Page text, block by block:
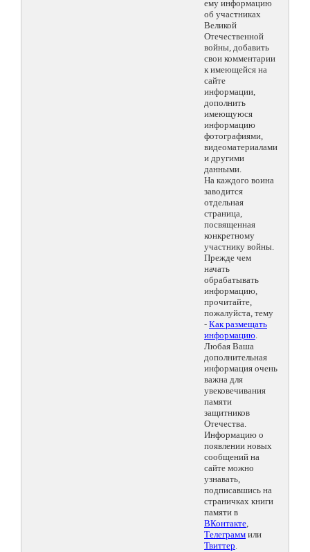
ему информацию
об участниках
Великой
Отечественной
войны, добавить
свои комментарии
к имеющейся на
сайте
информации,
дополнить
имеющуюся
информацию
фотографиями,
видеоматериалами
и другими
данными.
На каждого воина
заводится
отдельная
страница,
посвященная
конкретному
участнику войны.
Прежде чем
начать
обрабатывать
информацию,
прочитайте,
пожалуйста, тему
- Как размещать
информацию.
Любая Ваша
дополнительная
информация очень
важна для
увековечивания
памяти
защитников
Отечества.
Информацию о
появлении новых
сообщений на
сайте можно
узнавать,
подписавшись на
страничках книги
памяти в
ВКонтакте,
Телеграмм или
Твиттер.